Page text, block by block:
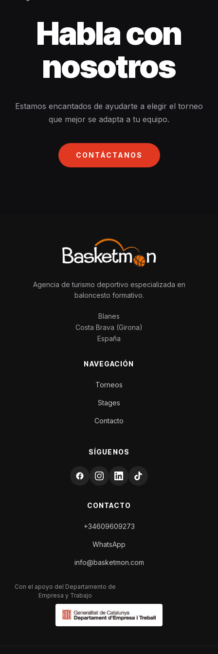
Habla con
nosotros
Estamos encantados de ayudarte a elegir el torneo
que mejor se adapta a tu equipo.
CONTÁCTANOS
Agencia de turismo deportivo especializada en
baloncesto formativo.
Blanes
Costa Brava (Girona)
España
NAVEGACIÓN
Torneos
Stages
Contacto
SÍGUENOS
CONTACTO
+34609609273
WhatsApp
info@basketmon.com
Con el apoyo del Departamento de
Empresa y Trabajo